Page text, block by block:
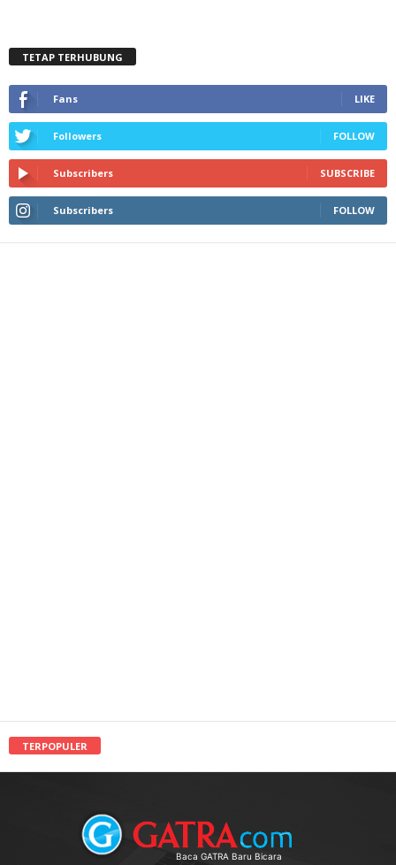
TETAP TERHUBUNG
Fans LIKE
Followers FOLLOW
Subscribers SUBSCRIBE
Subscribers FOLLOW
TERPOPULER
Baca GATRA Baru Bicara